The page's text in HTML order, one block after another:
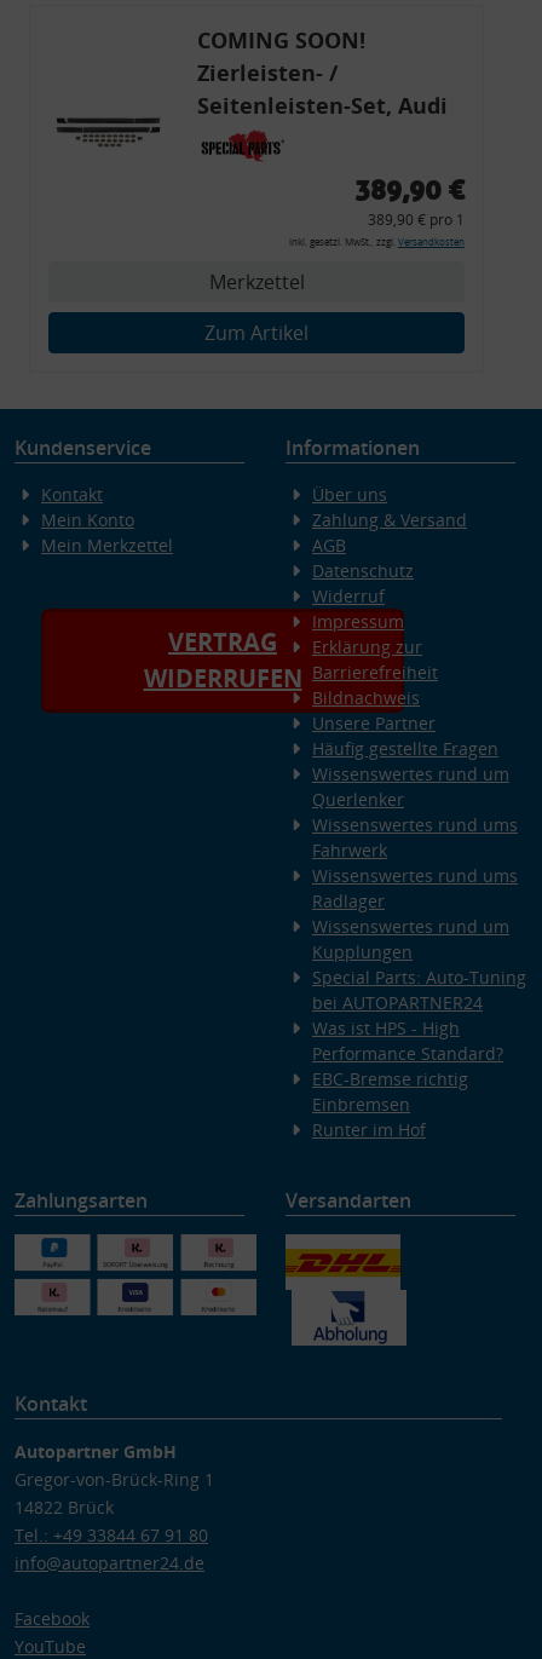
COMING SOON!
Zierleisten- /
Seitenleisten-Set, Audi
80 Cabrio, Coupe, S2, (6x
Zierleiste, 2x Kappe,
Montagewerkzeug)
389,90 €
389,90 € pro 1
inkl. gesetzl. MwSt., zzgl. Versandkosten
Merkzettel
Zum Artikel
Kundenservice
Kontakt
Mein Konto
Mein Merkzettel
VERTRAG
WIDERRUFEN
Informationen
Über uns
Zahlung & Versand
AGB
Datenschutz
Widerruf
Impressum
Erklärung zur
Barrierefreiheit
Bildnachweis
Unsere Partner
Häufig gestellte Fragen
Wissenswertes rund um
Querlenker
Wissenswertes rund ums
Fahrwerk
Wissenswertes rund ums
Radlager
Wissenswertes rund um
Kupplungen
Special Parts: Auto-Tuning
bei AUTOPARTNER24
Was ist HPS - High
Performance Standard?
EBC-Bremse richtig
Einbremsen
Runter im Hof
Zahlungsarten Versandarten
Kontakt
Autopartner GmbH
Gregor-von-Brück-Ring 1
14822 Brück
Tel.: +49 33844 67 91 80
info@autopartner24.de
Facebook
YouTube